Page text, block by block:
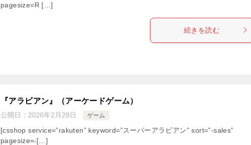
pagesize=R […]
続きを読む
『アラビアン』（アーケードゲーム）
公開日： 2026年2月28日 ゲーム
[csshop service=”rakuten” keyword=”スーパーアラビアン” sort=”-sales”
pagesize=̶ […]